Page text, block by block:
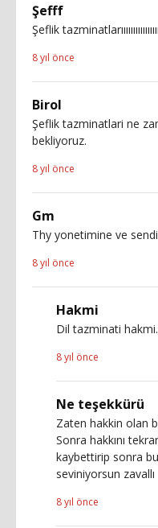
Şefff
Şeflik
8 yıl önce
Birol
Şeflik tazminatlari ne
bekliyoruz.
8 yıl önce
Gm
Thy yonetimine ve
8 yıl önce
Hakmi
Dil tazminati
8 yıl önce
Ne teşekkürü
Zaten hakkin olan
Sonra hakkını
kaybettirip sonra
seviniyorsun zavallı
8 yıl önce